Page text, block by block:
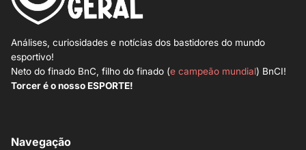
Análises, curiosidades e notícias dos bastidores do mundo
esportivo!
Neto do finado BnC, filho do finado (e campeão mundial) BnCI!
Torcer é o nosso ESPORTE!
Navegação